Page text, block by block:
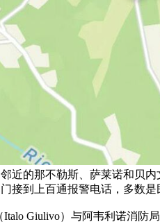
近的那不勒斯、萨莱诺和贝
接到上百通报警电话，多数是
Giulivo）与阿韦利诺消防